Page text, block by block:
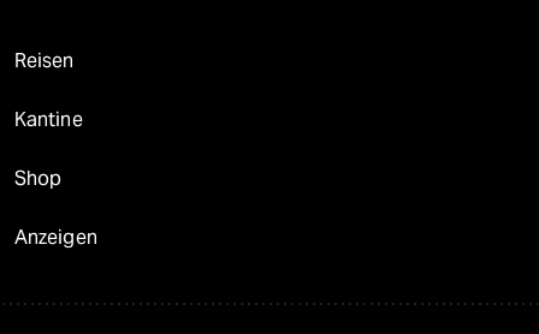
Reisen
Kantine
Shop
Anzeigen